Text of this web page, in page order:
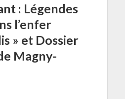
: Légendes
l’enfer
» et Dossier
Magny-